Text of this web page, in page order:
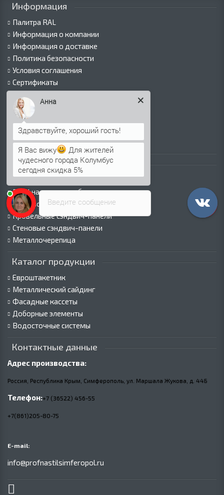
Информация
Палитра RAL
Информация о компании
Информация о доставке
Политика безопасности
Условия соглашения
Сертификаты
Как оформить заказ
Вакансии
Оплата
Пресс-центр
Каталог продукции
Профнастил для забора
Стеновой профнастил
Кровельные сэндвич-панели
Стеновые сэндвич-панели
Металлочерепица
Каталог продукции
Евроштакетник
Металлический сайдинг
Фасадные кассеты
Доборные элементы
Водосточные системы
Контактные данные
Адрес производства:
Россия, Республика Крым, Симферополь, ул. Маршала Жукова, д. 44Б
Телефон:+7 (36522) 456-55
+7(861)205-80-75
E-mail:
info@profnastilsimferopol.ru
Введите сообщение
Анна
Я Вас вижу
Для жителей
чудесного города Колумбус
сегодня скидка 5%